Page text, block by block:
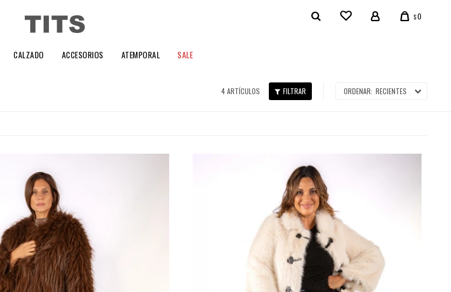
CALZADO ACCESORIOS ATEMPORAL SALE
$0
4 ARTÍCULOS RECIENTES